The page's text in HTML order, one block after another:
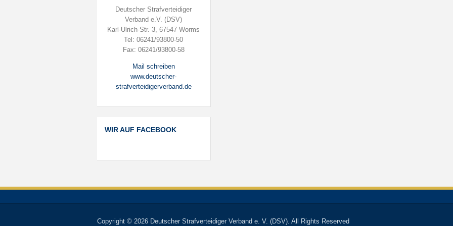
Deutscher Strafverteidiger
Verband e.V. (DSV)
Karl-Ulrich-Str. 3, 67547 Worms
Tel: 06241/93800-50
Fax: 06241/93800-58
Mail schreiben
www.deutscher-
strafverteidigerverband.de
WIR AUF FACEBOOK
Copyright © 2026 Deutscher Strafverteidiger Verband e. V. (DSV). All Rights Reserved